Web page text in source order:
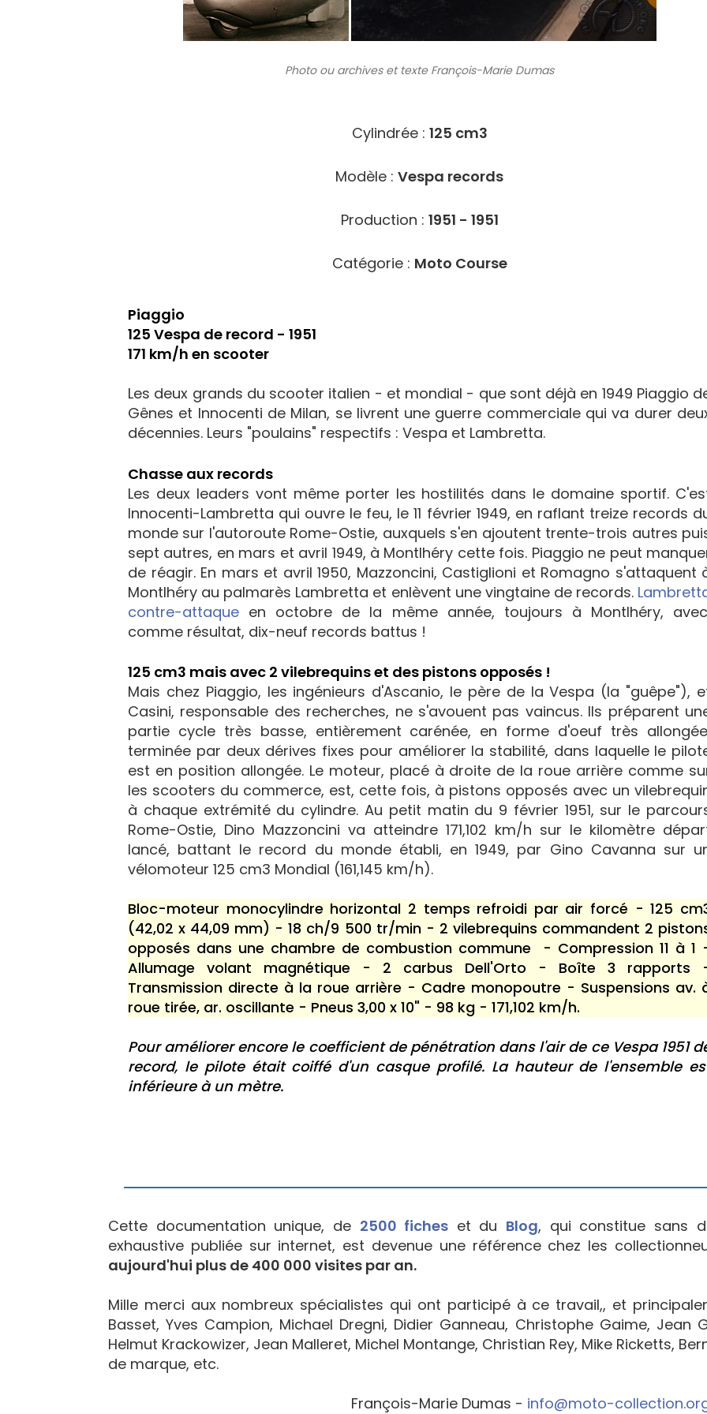
Photo ou archiveset texte François-Marie Dumas
Cylindrée : 125 cm3
Modèle : Vespa records
Production : 1951 - 1951
Catégorie : Moto Course
Piaggio
125 Vespa de record - 1951
171 km/h en scooter
Les deux grands du scooter italien - et mondial - que sont déjà en 1949 Piaggio
Gênes et Innocenti de Milan, se livrent une guerre commerciale qui va durer
décennies. Leurs "poulains" respectifs : Vespa et Lambretta.
Chasse aux records
Les deux leaders vont même porter les hostilités dans le domaine sportif.
Innocenti-Lambretta qui ouvre le feu, le 11 février 1949, en raflant treize records
monde sur l'autoroute Rome-Ostie, auxquels s'en ajoutent trente-trois autres
sept autres, en mars et avril 1949, à Montlhéry cette fois. Piaggio ne peut
de réagir. En mars et avril 1950, Mazzoncini, Castiglioni et Romagno s'attaquent
Montlhéry au palmarès Lambretta et enlèvent une vingtaine de records.
contre-attaque en octobre de la même année, toujours à Montlhéry,
comme résultat, dix-neuf records battus !
125 cm3 mais avec 2 vilebrequins et des pistons opposés !
Mais chez Piaggio, les ingénieurs d'Ascanio, le père de la Vespa (la "guêpe"),
Casini, responsable des recherches, ne s'avouent pas vaincus. Ils préparent
partie cycle très basse, entièrement carénée, en forme d'oeuf très
terminée par deux dérives fixes pour améliorer la stabilité, dans laquelle le
est en position allongée. Le moteur, placé à droite de la roue arrière comme
les scooters du commerce, est, cette fois, à pistons opposés avec un
à chaque extrémité du cylindre. Au petit matin du 9 février 1951, sur le
Rome-Ostie, Dino Mazzoncini va atteindre 171,102 km/h sur le kilomètre
lancé, battant le record du monde établi, en 1949, par Gino Cavanna sur
vélomoteur 125 cm3 Mondial (161,145 km/h).
Bloc-moteur monocylindre horizontal 2 temps refroidi par air forcé - 125
(42,02 x 44,09 mm) - 18 ch/9 500 tr/min - 2 vilebrequins commandent 2
opposés dans une chambre de combustion commune - Compression 11 à 1
Allumage volant magnétique - 2 carbus Dell'Orto - Boîte 3 rapports
Transmission directe à la roue arrière - Cadre monopoutre - Suspensions av.
roue tirée, ar. oscillante - Pneus 3,00 x 10" - 98 kg - 171,102 km/h.
Pour améliorer encore le coefficient de pénétration dans l'air de ce Vespa 1951
record, le pilote était coiffé d'un casque profilé. La hauteur de l'ensemble
inférieure à un mètre.
Cette documentation unique, de 2500 fiches et du Blog, qui constitue sans
exhaustive publiée sur internet, est devenue une référence chez les
aujourd'hui plus de 400 000 visites par an.
Mille merci aux nombreux spécialistes qui ont participé à ce travail,, et
Basset, Yves Campion, Michael Dregni, Didier Ganneau, Christophe Gaime, Jean
Helmut Krackowizer, Jean Malleret, Michel Montange, Christian Rey, Mike Ricketts,
de marque, etc.
François-Marie Dumas - info@moto-